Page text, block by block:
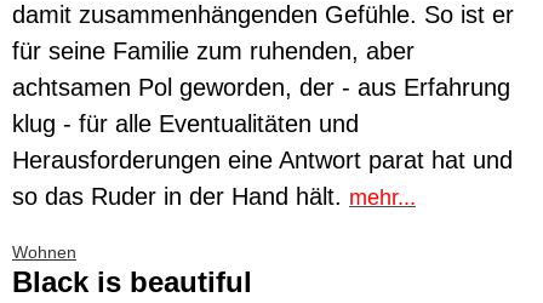
damit zusammenhängenden Gefühle. So ist er
für seine Familie zum ruhenden, aber
achtsamen Pol geworden, der - aus Erfahrung
klug - für alle Eventualitäten und
Herausforderungen eine Antwort parat hat und
so das Ruder in der Hand hält. mehr...
Wohnen
Black is beautiful